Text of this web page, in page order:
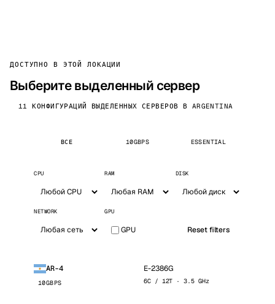
ДОСТУПНО В ЭТОЙ ЛОКАЦИИ
Выберите выделенный сервер
11 КОНФИГУРАЦИЙ ВЫДЕЛЕННЫХ СЕРВЕРОВ В ARGENTINA
ВСЕ 10GBPS ESSENTIAL
CPU RAM DISK
NETWORK GPU
GPU Reset filters
AR-4
10GBPS
E-2386G
6C / 12T · 3.5 GHz